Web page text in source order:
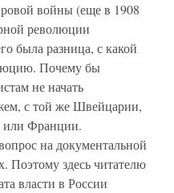
войны (еще в 1908
революции
была разница, с какой
Почему бы
не начать
с той же Швейцарии,
или Франции.
на документальной
Поэтому здесь читателю
власти в России